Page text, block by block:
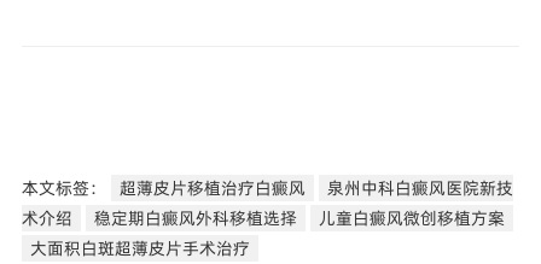
本文标签： 超薄皮片移植治疗白癜风
泉州中科白癜风医院新技
术介绍
稳定期白癜风外科移植选择
儿童白癜风微创移植方案
大面积白斑超薄皮片手术治疗